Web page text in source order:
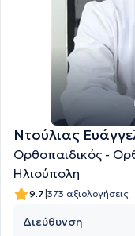
Ντούλιας
Ορθοπαιδικός -
Ηλιούπολη
9.7|373 αξιολογήσεις
Διεύθυνση